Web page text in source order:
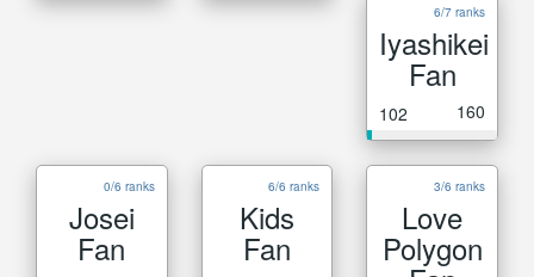
6/7 ranks
Iyashikei
Fan
102 160
0/6 ranks
Josei
Fan
6/6 ranks
Kids
Fan
3/6 ranks
Love
Polygon